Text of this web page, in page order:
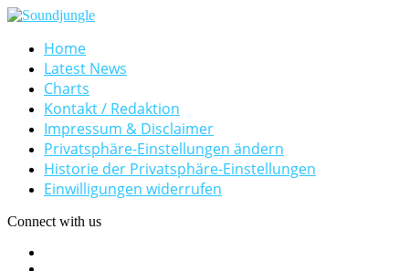
Home
Latest News
Charts
Kontakt / Redaktion
Impressum & Disclaimer
Privatsphäre-Einstellungen ändern
Historie der Privatsphäre-Einstellungen
Einwilligungen widerrufen
Connect with us